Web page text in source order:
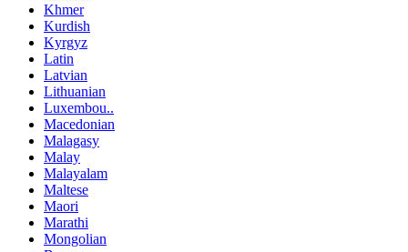
Khmer
Kurdish
Kyrgyz
Latin
Latvian
Lithuanian
Luxembou..
Macedonian
Malagasy
Malay
Malayalam
Maltese
Maori
Marathi
Mongolian